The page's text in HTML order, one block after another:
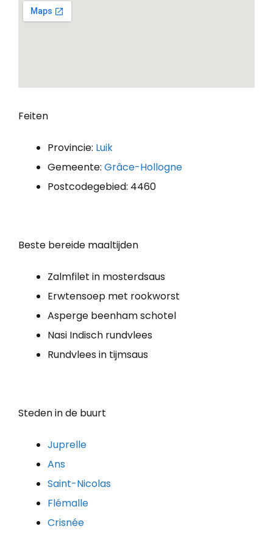
Feiten
Provincie: Luik
Gemeente: Grâce-Hollogne
Postcodegebied: 4460
Beste bereide maaltijden
Zalmfilet in mosterdsaus
Erwtensoep met rookworst
Asperge beenham schotel
Nasi Indisch rundvlees
Rundvlees in tijmsaus
Steden in de buurt
Juprelle
Ans
Saint-Nicolas
Flémalle
Crisnée